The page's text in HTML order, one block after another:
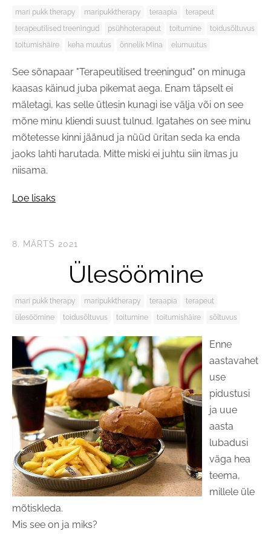
mari pukk therapy maripukktherapy teraapia
terapeut
terapeutilised treeningud
psühhoterapeut toitumine
toidusõltuvus
toitumishäire
keha muutus õnnelik Mina elumuutus
See sõnapaar "Terapeutilised treeningud" on minuga
kaasas käinud juba pikemat aega. Enam täpselt ei
mäletagi, kas selle ütlesin kunagi ise välja või on see
mõne minu kliendi suust tulnud. Igatahes on see minu
mõtetesse kinni jäänud ja nüüd üritan seda ka enda
jaoks lahti harutada. Mitte miski ei juhtu siin ilmas ju
niisama.
Loe lisaks
8. MÄRTS 2021
Ülesöömine
mari pukk therapy maripukktherapy teraapia
terapeut
ülesöömine
toidusõltuvus toitumine toitumishäire sõltuvus
Enne
aastavahet
use
pidustusi
ja uue
aasta
lubadusi
väga hea
teema,
millele üle
mõtiskleda.
Mis see on ja miks?